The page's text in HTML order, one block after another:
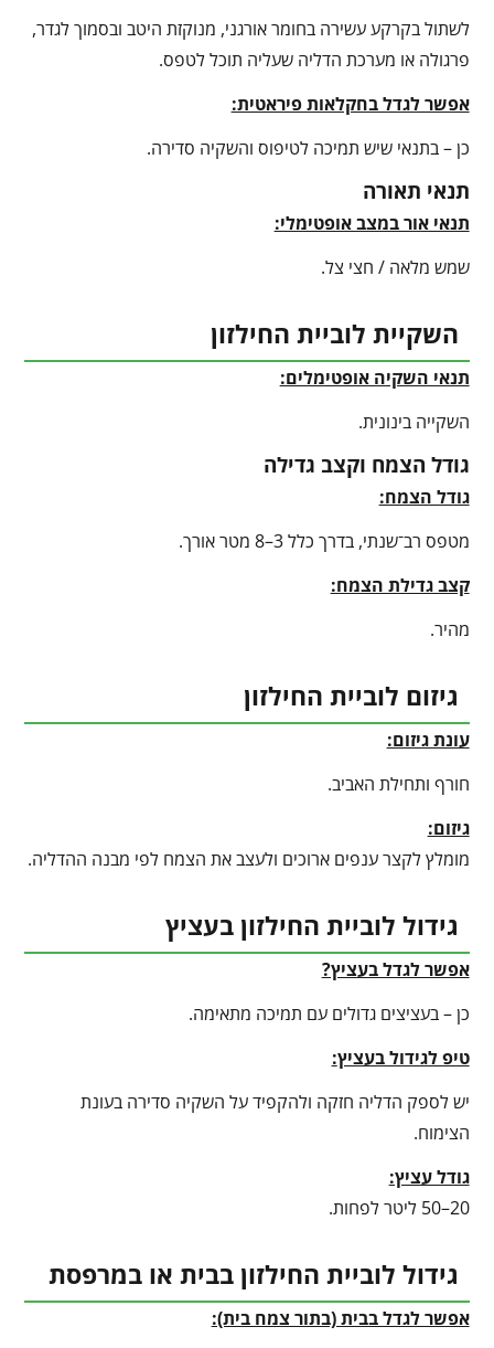
לשתול בקרקע עשירה בחומר אורגני, מנוקזת היטב ובסמוך לגדר,
פרגולה או מערכת הדליה שעליה תוכל לטפס.
אפשר לגדל בחקלאות פיראטית:
כן – בתנאי שיש תמיכה לטיפוס והשקיה סדירה.
תנאי תאורה
תנאי אור במצב אופטימלי:
שמש מלאה / חצי צל.
השקיית לוביית החילזון
תנאי השקיה אופטימלים:
השקייה בינונית.
גודל הצמח וקצב גדילה
גודל הצמח:
מטפס רב־שנתי, בדרך כלל 3–8 מטר אורך.
קצב גדילת הצמח:
מהיר.
גיזום לוביית החילזון
עונת גיזום:
חורף ותחילת האביב.
גיזום:
מומלץ לקצר ענפים ארוכים ולעצב את הצמח לפי מבנה ההדליה.
גידול לוביית החילזון בעציץ
אפשר לגדל בעציץ?
כן – בעציצים גדולים עם תמיכה מתאימה.
טיפ לגידול בעציץ:
יש לספק הדליה חזקה ולהקפיד על השקיה סדירה בעונת
הצימוח.
גודל עציץ:
20–50 ליטר לפחות.
גידול לוביית החילזון בבית או במרפסת
אפשר לגדל בבית (בתור צמח בית):